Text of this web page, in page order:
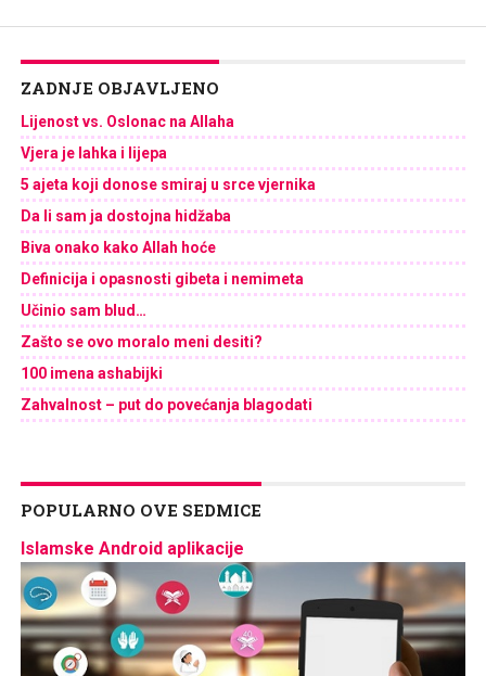
ZADNJE OBJAVLJENO
Lijenost vs. Oslonac na Allaha
Vjera je lahka i lijepa
5 ajeta koji donose smiraj u srce vjernika
Da li sam ja dostojna hidžaba
Biva onako kako Allah hoće
Definicija i opasnosti gibeta i nemimeta
Učinio sam blud…
Zašto se ovo moralo meni desiti?
100 imena ashabijki
Zahvalnost – put do povećanja blagodati
POPULARNO OVE SEDMICE
Islamske Android aplikacije